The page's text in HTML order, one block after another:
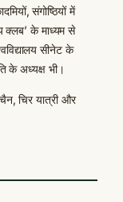
संगोष्ठियों में
क्लब’ के माध्यम से
सीनेट के
के अध्यक्ष भी।
चिर यात्री और